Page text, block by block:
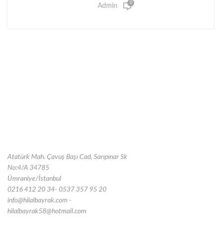
Admin 0
Atatürk Mah. Çavuş Başı Cad, Sarıpınar Sk
No:4/A 34785
Ümraniye/İstanbul
0216 412 20 34- 0537 357 95 20
info@hilalbayrak.com -
hilalbayrak58@hotmail.com